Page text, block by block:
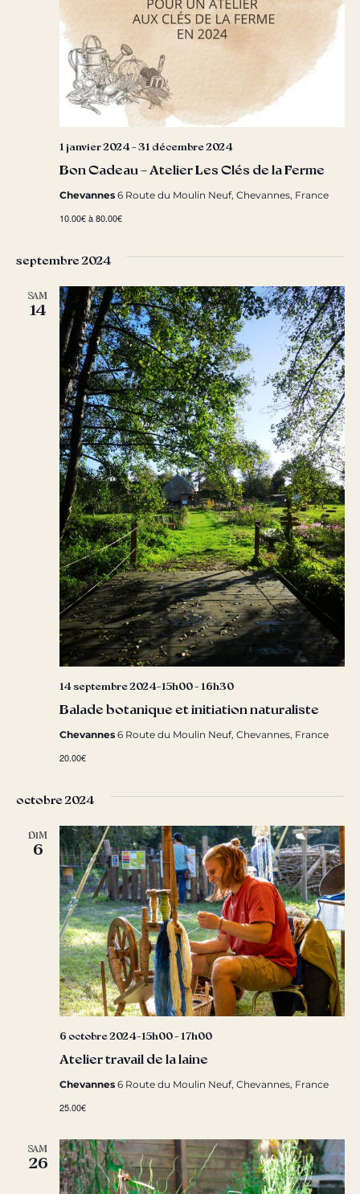
Bon Cadeau – Atelier Les Clés de la Ferme
1 janvier 2024 - 31 décembre 2024
Chevannes 6 Route du Moulin Neuf, Chevannes, France
10.00€ à 80.00€
septembre 2024
SAM
14
Balade botanique et initiation naturaliste
14 septembre 2024-15h00- 16h30
Chevannes 6 Route du Moulin Neuf, Chevannes, France
20.00€
octobre 2024
DIM
6
Atelier travail de la laine
6 octobre 2024-15h00- 17h00
Chevannes 6 Route du Moulin Neuf, Chevannes, France
25.00€
SAM
26